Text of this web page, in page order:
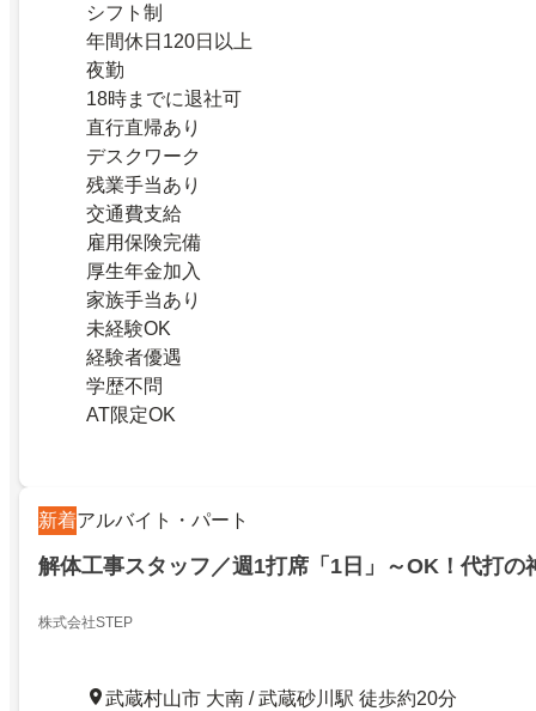
シフト制
年間休日120日以上
夜勤
18時までに退社可
直行直帰あり
デスクワーク
残業手当あり
交通費支給
雇用保険完備
厚生年金加入
家族手当あり
未経験OK
経験者優遇
学歴不問
AT限定OK
新着アルバイト・パート
解体工事スタッフ／週1打席「1日」～OK！代打の
株式会社STEP
武蔵村山市 大南 / 武蔵砂川駅 徒歩約20分